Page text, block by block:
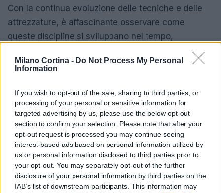
Milano Cortina - Do Not Process My Personal
Information
If you wish to opt-out of the sale, sharing to third parties, or
processing of your personal or sensitive information for
targeted advertising by us, please use the below opt-out
section to confirm your selection. Please note that after your
opt-out request is processed you may continue seeing
interest-based ads based on personal information utilized by
us or personal information disclosed to third parties prior to
your opt-out. You may separately opt-out of the further
disclosure of your personal information by third parties on the
IAB’s list of downstream participants. This information may
Con la continua evoluzione delle tecniche e delle
attrezzature, è affascinante osservare come
queste discipline si sviluppano nel tempo,
mantenendo viva la passione per gli sport invernali.
AUTORE
AiAdhubMedia